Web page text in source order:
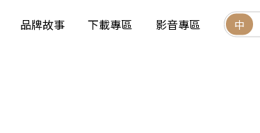
品牌故事 下載專區 影音專區 中